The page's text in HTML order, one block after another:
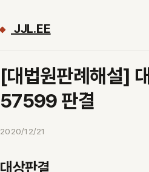
JJL.EE
[대법원판례해설]
57599 판결
2020/12/21
대상판결